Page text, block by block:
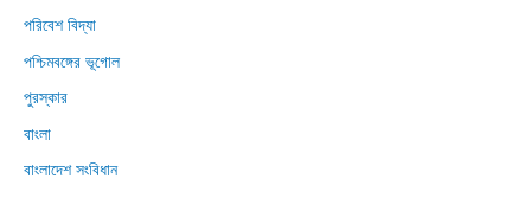
পরিবেশ বিদ্যা
পশ্চিমবঙ্গের ভূগোল
পুরস্কার
বাংলা
বাংলাদেশ সংবিধান